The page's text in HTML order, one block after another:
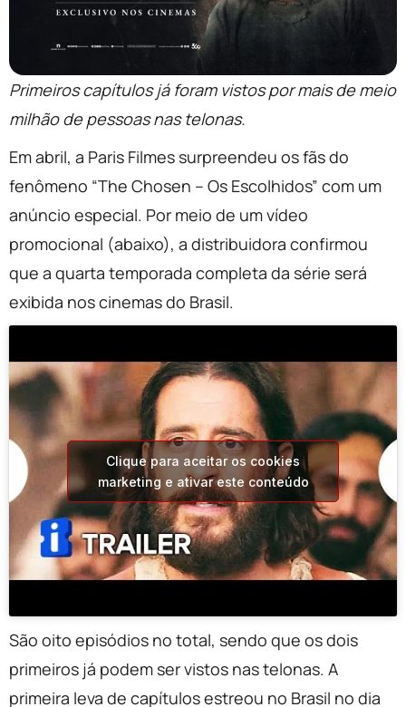
Primeiros capítulos já foram vistos por mais de meio
milhão de pessoas nas telonas.
Em abril, a Paris Filmes surpreendeu os fãs do
fenômeno “The Chosen – Os Escolhidos” com um
anúncio especial. Por meio de um vídeo
promocional (abaixo), a distribuidora confirmou
que a quarta temporada completa da série será
exibida nos cinemas do Brasil.
Clique para aceitar os cookies
marketing e ativar este conteúdo
São oito episódios no total, sendo que os dois
primeiros já podem ser vistos nas telonas. A
primeira leva de capítulos estreou no Brasil no dia